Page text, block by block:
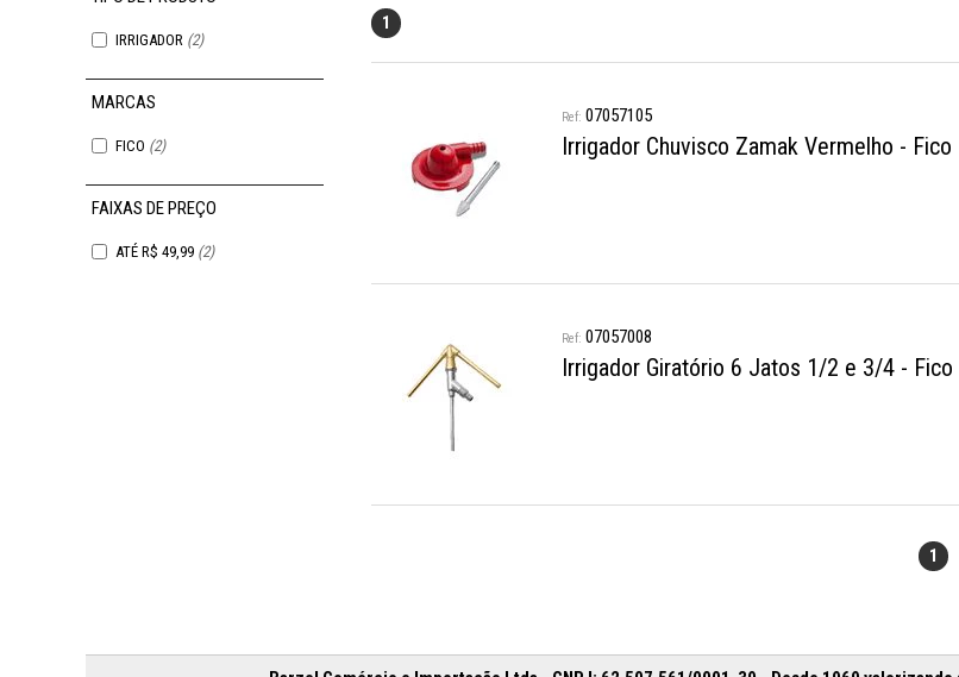
IRRIGADOR (2)
FICO (2)
FAIXAS DE PREÇO
ATÉ R$ 49,99 (2)
1
07057105
Irrigador Chuvisco Zamak Vermelho - Fico
07057008
Irrigador Giratório 6 Jatos 1/2 e 3/4 - Fico
1